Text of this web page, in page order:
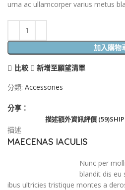
urna ac ullamcorper varius metus
加入購物
比較 新增至願望清單
分類: Accessories
分享：
描述額外資訊評價 (59)
描述
MAECENAS IACULIS
Nunc per
blandit dis eu
ibus ultricies tristique montes a